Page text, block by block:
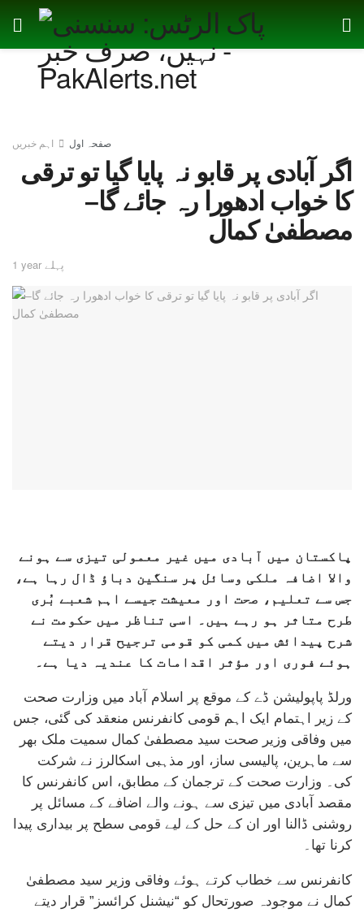
صفحہ اول اہم خبریں
اگر آبادی پر قابو نہ پایا گیا تو ترقی
کا خواب ادھورا رہ جائے گا–
مصطفیٰ کمال
1 year پہلے
پاکستان میں آبادی میں غیر معمولی تیزی سے ہونے
والا اضافہ ملکی وسائل پر سنگین دباؤ ڈال رہا ہے،
جس سے تعلیم، صحت اور معیشت جیسے اہم شعبے بُری
طرح متاثر ہو رہے ہیں۔ اسی تناظر میں حکومت نے
شرح پیدائش میں کمی کو قومی ترجیح قرار دیتے
ہوئے فوری اور مؤثر اقدامات کا عندیہ دیا ہے۔
ورلڈ پاپولیشن ڈے کے موقع پر اسلام آباد میں وزارت صحت
کے زیر اہتمام ایک اہم قومی کانفرنس منعقد کی گئی، جس
میں وفاقی وزیر صحت سید مصطفیٰ کمال سمیت ملک بھر
سے ماہرین، پالیسی ساز، اور مذہبی اسکالرز نے شرکت
کی۔ وزارت صحت کے ترجمان کے مطابق، اس کانفرنس کا
مقصد آبادی میں تیزی سے ہونے والے اضافے کے مسائل پر
روشنی ڈالنا اور ان کے حل کے لیے قومی سطح پر بیداری پیدا
کرنا تھا۔
کانفرنس سے خطاب کرتے ہوئے وفاقی وزیر سید مصطفیٰ
کمال نے موجودہ صورتحال کو “نیشنل کرائسز” قرار دیتے